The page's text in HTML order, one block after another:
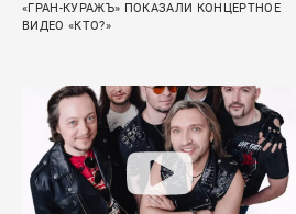
«ГРАН-КУРАЖЪ» ПОКАЗАЛИ КОНЦЕРТНОЕ
ВИДЕО «КТО?»